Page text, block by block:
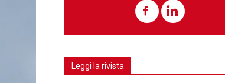
Leggi la rivista